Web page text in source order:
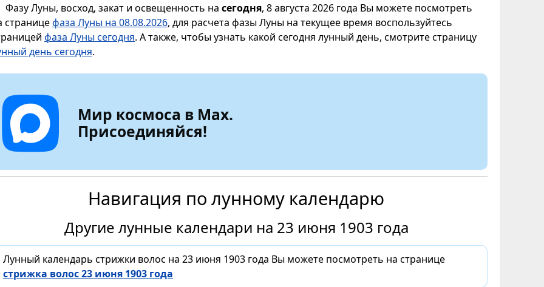
Фазу Луны, восход, закат и освещенность на сегодня, 8 августа 2026 года Вы можете посмотреть
страницефаза Луны на 08.08.2026, для расчета фазы Луны на текущее время воспользуйтесь
фаза Луны сегодня. А также, чтобы узнать какой сегодня лунный день, смотрите страницу
день сегодня.
Мир космоса в Max.
Присоединяйся!
Навигация по лунному календарю
Другие лунные календари на 23 июня 1903 года
Лунный календарь стрижки волос на 23 июня 1903 года Вы можете посмотреть на странице
стрижка волос 23 июня 1903 года